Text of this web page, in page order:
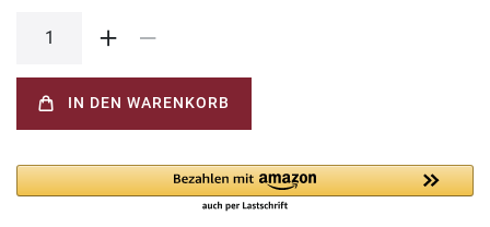
IN DEN WARENKORB